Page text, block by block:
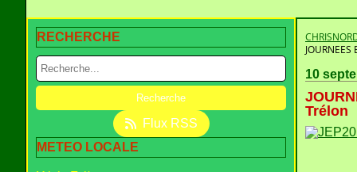
RECHERCHE
Flux RSS
METEO LOCALE
10
Trélon